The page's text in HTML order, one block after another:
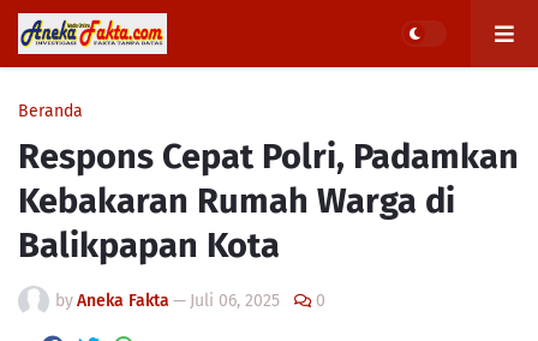
Beranda
Respons Cepat Polri, Padamkan
Kebakaran Rumah Warga di
Balikpapan Kota
byAneka Fakta — Juli 06, 2025 0